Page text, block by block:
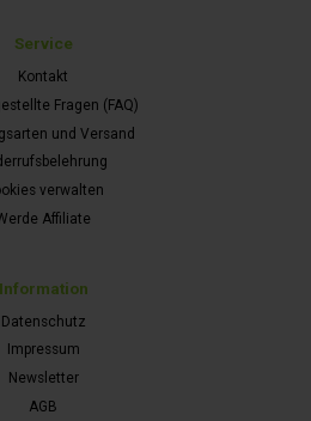
Service
Kontakt
Fragen (FAQ)
und Versand
verwalten
Affiliate
Information
Datenschutz
Impressum
Newsletter
AGB